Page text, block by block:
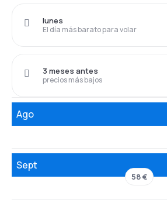
El día más barato para volar
lunes
precios más bajos
3 meses antes
Ago
Sept
58 €